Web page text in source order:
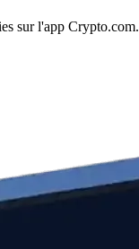
sur l'app Crypto.com.